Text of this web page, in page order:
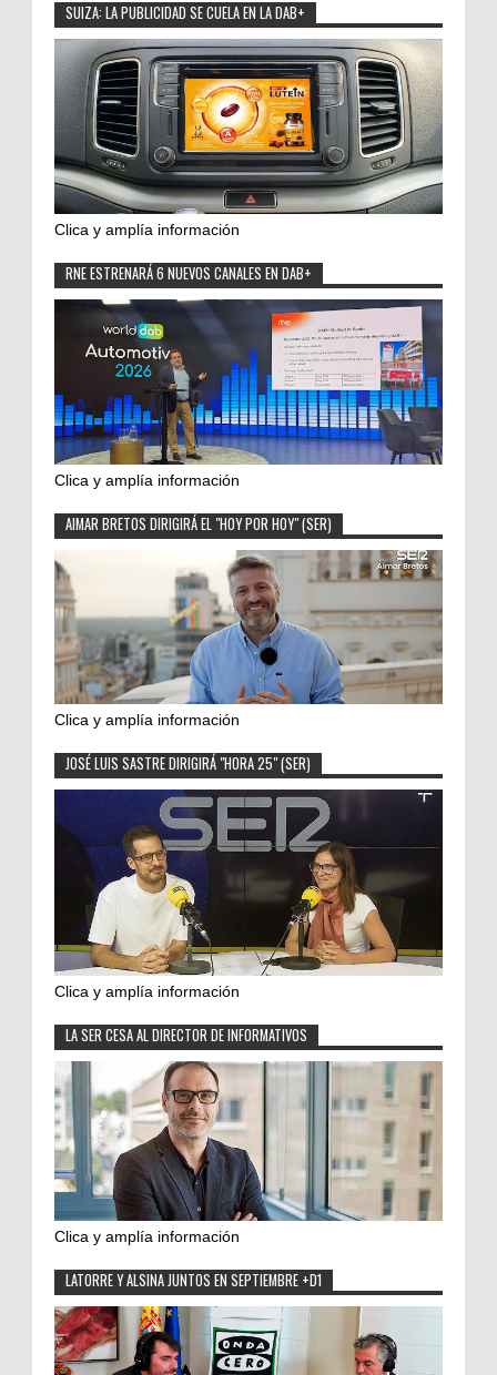
SUIZA: LA PUBLICIDAD SE CUELA EN LA DAB+
Clica y amplía información
RNE ESTRENARÁ 6 NUEVOS CANALES EN DAB+
Clica y amplía información
AIMAR BRETOS DIRIGIRÁ EL "HOY POR HOY" (SER)
Clica y amplía información
JOSÉ LUIS SASTRE DIRIGIRÁ "HORA 25" (SER)
Clica y amplía información
LA SER CESA AL DIRECTOR DE INFORMATIVOS
Clica y amplía información
LATORRE Y ALSINA JUNTOS EN SEPTIEMBRE +D1